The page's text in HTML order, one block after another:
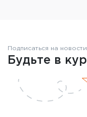
Подписаться на новости
Будьте в